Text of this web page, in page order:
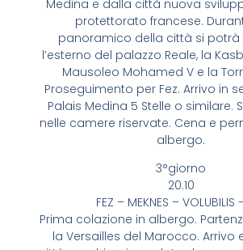
Medina e dalla città nuova
protettorato francese.
panoramico della città si potrà
l’esterno del palazzo Reale, la
Mausoleo Mohamed V e la
Proseguimento per Fez. Arrivo in
Palais Medina 5 Stelle o similare.
nelle camere riservate. Cena e
albergo.
3°giorno
20.10
FEZ – MEKNES – VOLUBILIS
Prima colazione in albergo.
la Versailles del Marocco. Arrivo